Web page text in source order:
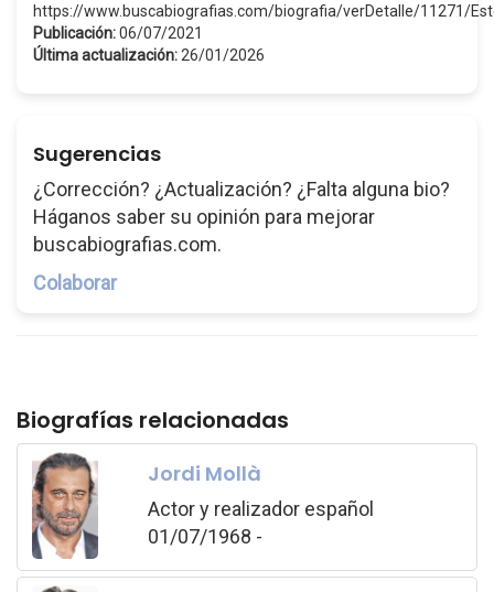
https://www.buscabiografias.com/biografia/verDetalle/11271/
Publicación:06/07/2021
Última actualización: 26/01/2026
Sugerencias
¿Corrección? ¿Actualización? ¿Falta alguna bio?
Háganos saber su opinión para mejorar
buscabiografias.com.
Colaborar
Biografías relacionadas
Jordi Mollà
Actor y realizador español
01/07/1968 -